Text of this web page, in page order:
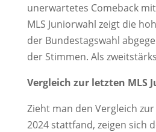
unerwartetes Comeback
MLS Juniorwahl zeigt die
der Bundestagswahl
der Stimmen. Als
Vergleich zur letzten MLS
Zieht man den Vergleich
2024 stattfand, zeigen sich